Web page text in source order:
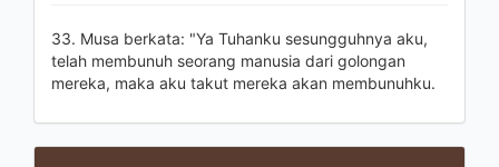
33. Musa berkata: "Ya Tuhanku sesungguhnya aku,
telah membunuh seorang manusia dari golongan
mereka, maka aku takut mereka akan membunuhku.